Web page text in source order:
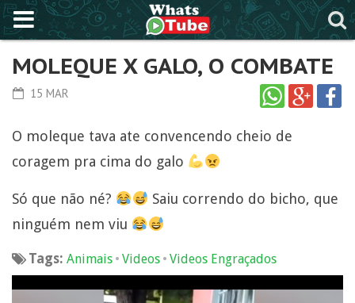
MOLEQUE X GALO, O COMBATE
15 MAR
O moleque tava ate convencendo cheio de
coragem pra cima do galo
Só que não né?
Saiu correndo do bicho, que
ninguém nem viu
Tags: Animais • Videos • Videos Engraçados